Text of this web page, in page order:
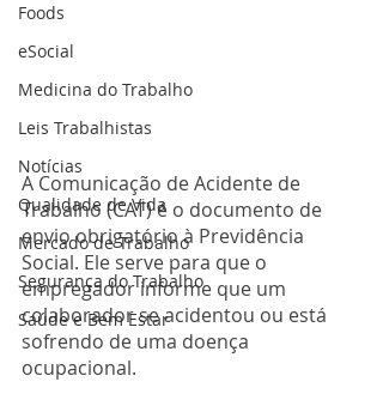
Foods
eSocial
Medicina do Trabalho
Leis Trabalhistas
Notícias
Qualidade de Vida
Mercado de Trabalho
Segurança do Trabalho
Saúde e Bem Estar
A Comunicação de Acidente de
Trabalho (CAT) é o documento de
envio obrigatório à Previdência
Social. Ele serve para que o
empregador informe que um
colaborador se acidentou ou está
sofrendo de uma doença
ocupacional.